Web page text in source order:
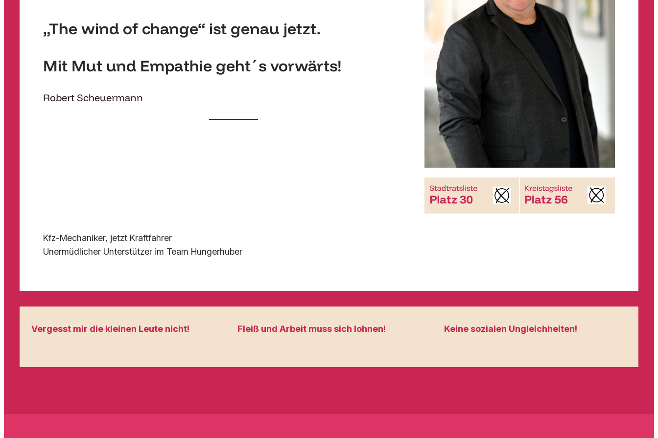
„The wind of change“ ist genau jetzt.
Mit Mut und Empathie geht´s vorwärts!
Robert Scheuermann
Kfz-Mechaniker, jetzt Kraftfahrer
Unermüdlicher Unterstützer im Team Hungerhuber
Vergesst mir die kleinen Leute nicht! Fleiß und Arbeit muss sich lohnen! Keine sozialen Ungleichheiten!